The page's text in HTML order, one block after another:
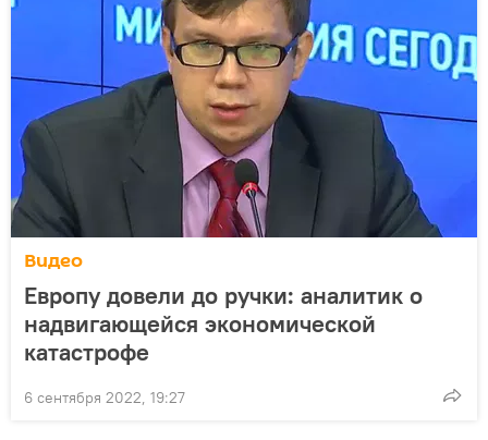
Видео
Европу довели до ручки: аналитик о
надвигающейся экономической
катастрофе
6 сентября 2022, 19:27